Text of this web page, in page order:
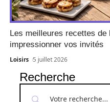
Les meilleures recettes de
impressionner vos invités
Loisirs 5 juillet 2026
Recherche